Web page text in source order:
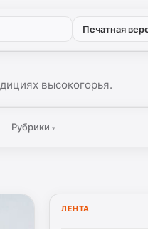
Печатная
высокогорья.
Рубрики▾
ЛЕНТА